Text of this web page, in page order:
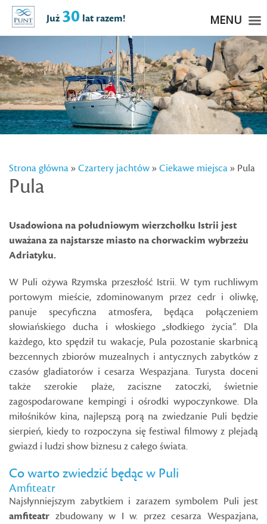
Strona główna»Czartery jachtów»Ciekawe miejsca» Pula
Pula
Usadowiona na południowym wierzchołku Istrii jest
uważana za najstarsze miasto na chorwackim wybrzeżu
Adriatyku.
W Puli ożywa Rzymska przeszłość Istrii. W tym ruchliwym
portowym mieście, zdominowanym przez cedr i oliwkę,
panuje specyficzna atmosfera, będąca połączeniem
słowiańskiego ducha i włoskiego „słodkiego życia”. Dla
każdego, kto spędził tu wakacje, Pula pozostanie skarbnicą
bezcennych zbiorów muzealnych i antycznych zabytków z
czasów gladiatorów i cesarza Wespazjana. Turysta doceni
także szerokie plaże, zaciszne zatoczki, świetnie
zagospodarowane kempingi i ośrodki wypoczynkowe. Dla
miłośników kina, najlepszą porą na zwiedzanie Puli będzie
sierpień, kiedy to rozpoczyna się festiwal filmowy z plejadą
gwiazd i ludzi show biznesu z całego świata.
Co warto zwiedzić będąc w Puli
Amfiteatr
Najsłynniejszym zabytkiem i zarazem symbolem Puli jest
amfiteatr zbudowany w I w. przez cesarza Wespazjana,
Już30 lat razem! MENU